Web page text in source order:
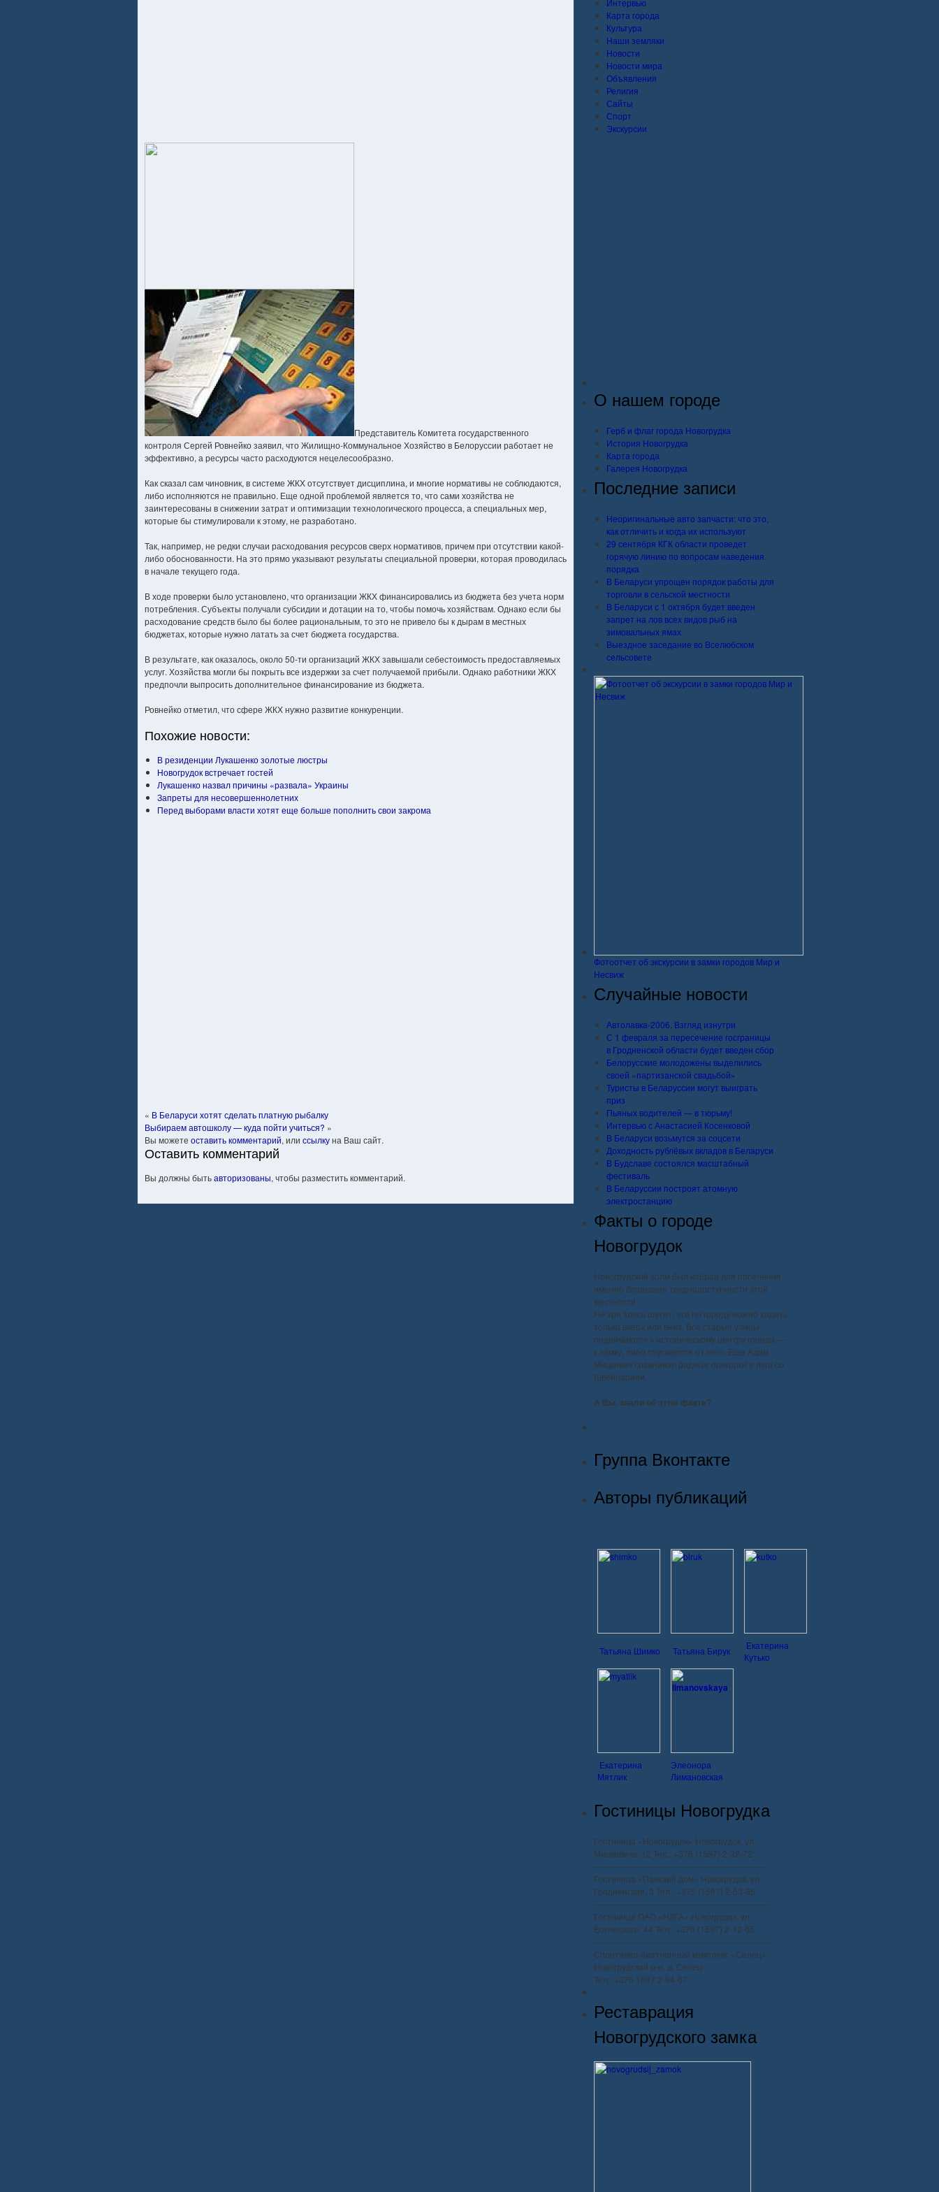
Представитель Комитета государственного
контроля Сергей Ровнейко заявил, что Жилищно-Коммунальное Хозяйство в Белоруссии работает не
эффективно, а ресурсы часто расходуются нецелесообразно.
Как сказал сам чиновник, в системе ЖКХ отсутствует дисциплина, и многие нормативы не соблюдаются,
либо исполняются не правильно. Еще одной проблемой является то, что сами хозяйства не
заинтересованы в снижении затрат и оптимизации технологического процесса, а специальных мер,
которые бы стимулировали к этому, не разработано.
Так, например, не редки случаи расходования ресурсов сверх нормативов, причем при отсутствии какой-
либо обоснованности. На это прямо указывают результаты специальной проверки, которая проводилась
в начале текущего года.
В ходе проверки было установлено, что организации ЖКХ финансировались из бюджета без учета норм
потребления. Субъекты получали субсидии и дотации на то, чтобы помочь хозяйствам. Однако если бы
расходование средств было бы более рациональным, то это не привело бы к дырам в местных
бюджетах, которые нужно латать за счет бюджета государства.
В результате, как оказалось, около 50-ти организаций ЖКХ завышали себестоимость предоставляемых
услуг. Хозяйства могли бы покрыть все издержки за счет получаемой прибыли. Однако работники ЖКХ
предпочли выпросить дополнительное финансирование из бюджета.
Ровнейко отметил, что сфере ЖКХ нужно развитие конкуренции.
Похожие новости:
В резиденции Лукашенко золотые люстры
Новогрудок встречает гостей
Лукашенко назвал причины «развала» Украины
Запреты для несовершеннолетних
Перед выборами власти хотят еще больше пополнить свои закрома
« В Беларуси хотят сделать платную рыбалку
Выбираем автошколу — куда пойти учиться? »
Вы можете оставить комментарий, или ссылкуна Ваш сайт.
Оставить комментарий
Вы должны бытьавторизованы, чтобы разместить комментарий.
Интервью
Карта города
Культура
Наши земляки
Новости
Новости мира
Объявления
Религия
Сайты
Спорт
Экскурсии
О нашем городе
Герб и флаг города Новогрудка
История Новогрудка
Карта города
Галерея Новогрудка
Последние записи
Неоригинальные авто запчасти: что это,
как отличить и когда их используют
29 сентября КГК области проведет
горячую линию по вопросам наведения
порядка
В Беларуси упрощен порядок работы для
торговли в сельской местности
В Беларуси с 1 октября будет введен
запрет на лов всех видов рыб на
зимовальных ямах
Выездное заседание во Вселюбском
сельсовете
Фотоотчет об экскурсии в замки городов Мир и
Несвиж
Случайные новости
Автолавка-2006. Взгляд изнутри
С 1 февраля за пересечение госграницы
в Гродненской области будет введен сбор
Белорусские молодожены выделились
своей «партизанской свадьбой»
Туристы в Беларуссии могут выиграть
приз
Пьяных водителей — в тюрьму!
Интервью с Анастасией Косенковой
В Беларуси возьмутся за соцсети
Доходность рублёвых вкладов в Беларуси
В Будславе состоялся масштабный
фестиваль
В Беларуссии построят атомную
электростанцию
Факты о городе
Новогрудок
Новогрудский холм был избран для поселения
именно благодаря труднодоступности этой
местности.
Не зря здесь шутят, что по городу можно ходить
только вверх или вниз. Все старые улицы
поднимаются к историческому центру города —
к замку, либо спускаются от него. Еще Адам
Мицкевич сравнивал родные пригорки и луга со
Швейцарией.
А Вы, знали об этом факте?
Группа Вконтакте
Авторы публикаций
Татьяна Шимко Татьяна Бирук
Екатерина
Кутько
Екатерина
Мятлик
Элеонора
Лимановская
Гостиницы Новогрудка
Гостиница «Новогрудок» Новогрудок, ул.
Мицкевича, 12 Тел.: +375 (1597) 2-32-72
-------------------------------------------------------------
Гостиница «Панский дом» Новогрудок, ул.
Гродненская, 3 Тел.: +375 (1597) 2-53-85
---------------------------------------------------------------
Гостиница ОАО «НЗГА» Новогрудок, ул.
Волчецкого, 44 Тел.: +375 (1597) 2-12-65
---------------------------------------------------------------
Спортивно-биатлонный комплекс «Селец»
Новогрудский р-н, д. Селец
Тел.: +375 1597 2-94-67
Реставрация
Новогрудского замка